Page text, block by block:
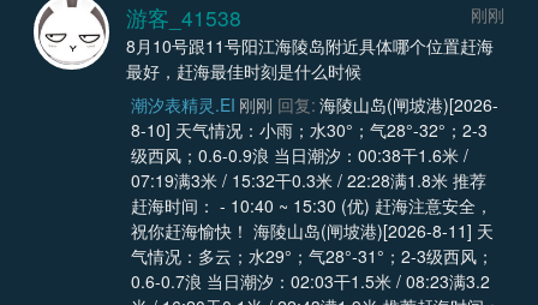
游客_41538
刚刚
8月10号跟11号阳江海陵岛附近具体哪个位置赶海
最好，赶海最佳时刻是什么时候
潮汐表精灵.EI 刚刚 回复: 海陵山岛(闸坡港)[2026-
8-10] 天气情况：小雨；水30°；气28°-32°；2-3
级西风；0.6-0.9浪 当日潮汐：00:38干1.6米 /
07:19满3米 / 15:32干0.3米 / 22:28满1.8米 推荐
赶海时间： - 10:40 ~ 15:30 (优) 赶海注意安全，
祝你赶海愉快！ 海陵山岛(闸坡港)[2026-8-11] 天
气情况：多云；水29°；气28°-31°；2-3级西风；
0.6-0.7浪 当日潮汐：02:03干1.5米 / 08:23满3.2